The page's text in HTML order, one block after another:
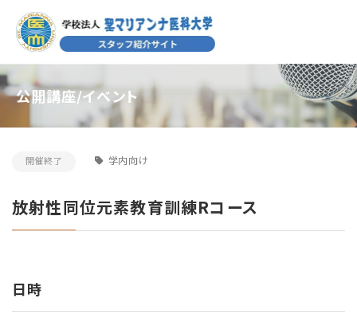
公開講座/イベント
開催終了 学内向け
放射性同位元素教育訓練Rコース
日時